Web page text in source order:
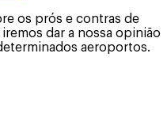
os prós e contras de
dar a nossa opinião
aeroportos.